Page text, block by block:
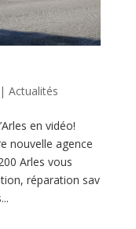
| Actualités
en vidéo!
nouvelle agence
Arles vous
réparation sav